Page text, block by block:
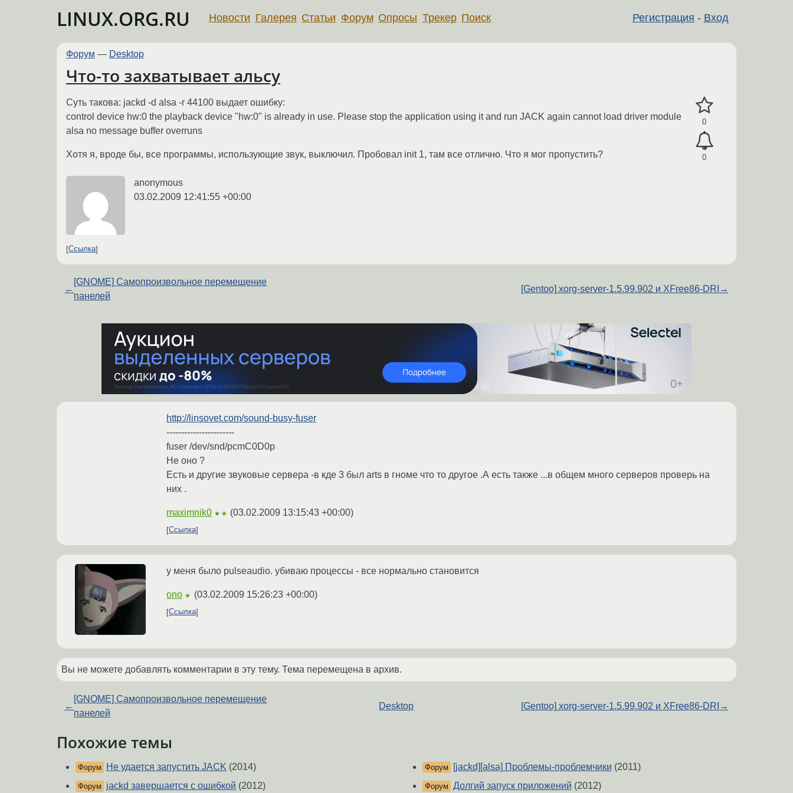
LINUX.ORG.RU Регистрация - Вход
Новости Галерея Статьи Форум Опросы Трекер Поиск
Форум — Desktop
Что-то захватывает альсу
0
0
Суть такова: jackd -d alsa -r 44100 выдает ошибку:
control device hw:0 the playback device "hw:0" is already in use. Please stop the application using it and run JACK again cannot load driver module
alsa no message buffer overruns
Хотя я, вроде бы, все программы, использующие звук, выключил. Пробовал init 1, там все отлично. Что я мог пропустить?
anonymous
03.02.2009 12:41:55 +00:00
Ссылка
←
[GNOME] Самопроизвольное перемещение
панелей
[Gentoo] xorg-server-1.5.99.902 и XFree86-DRI →
http://linsovet.com/sound-busy-fuser
-----------------------
fuser /dev/snd/pcmC0D0p
Не оно ?
Есть и другие звуковые сервера -в кде 3 был arts в гноме что то другое .А есть также ...в общем много серверов проверь на
них .
maximnik0 ★★ (03.02.2009 13:15:43 +00:00)
Ссылка
у меня было pulseaudio. убиваю процессы - все нормально становится
ono ★ (03.02.2009 15:26:23 +00:00)
Ссылка
Вы не можете добавлять комментарии в эту тему. Тема перемещена в архив.
←
[GNOME] Самопроизвольное перемещение
панелей
Desktop [Gentoo] xorg-server-1.5.99.902 и XFree86-DRI →
Похожие темы
Форум Не удается запустить JACK (2014)
Форум jackd завершается с ошибкой (2012)
Форум [jackd][alsa] Проблемы-проблемчики (2011)
Форум Долгий запуск приложений (2012)